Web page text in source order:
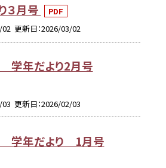
３月号
PDF
02 更新日 2026/03/02
学年だより2月号
更新日 2026/02/03
学年だより 1月号